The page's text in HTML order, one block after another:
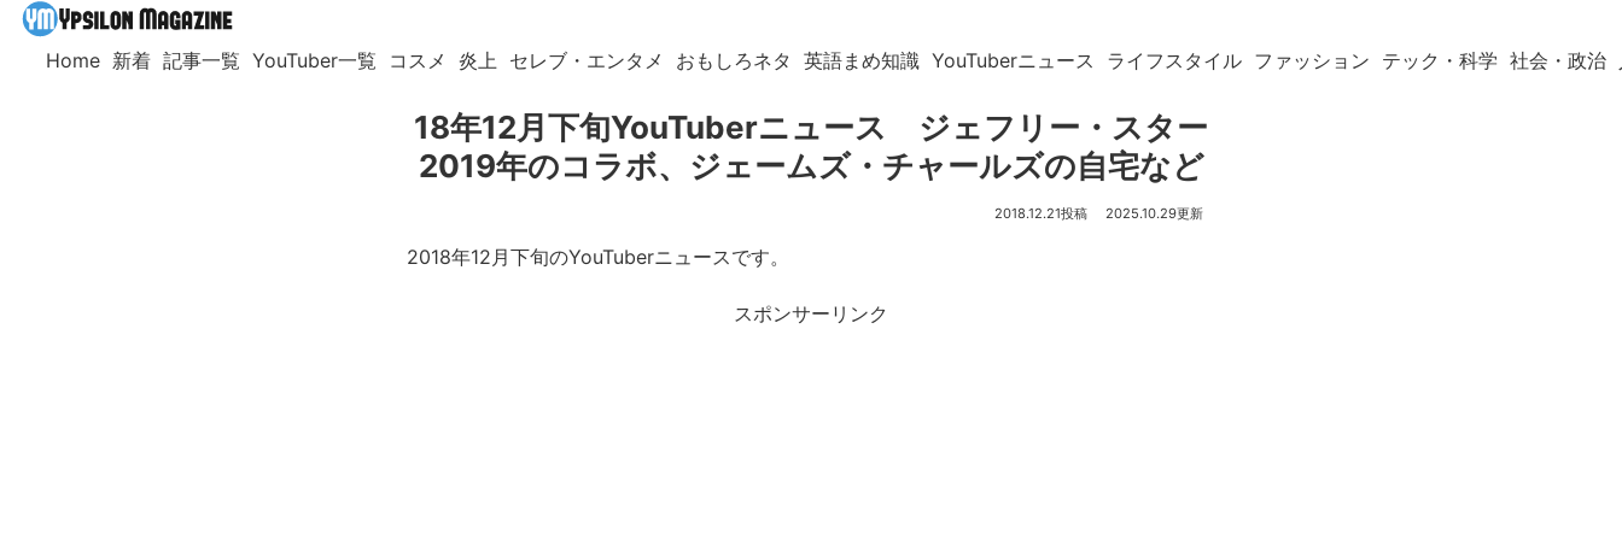
Home 新着 記事一覧 YouTuber一覧 コスメ 炎上 セレブ・エンタメ おもしろネタ 英語まめ知識 YouTuberニュース ライフスタイル ファッション テック・科学 社会・政治
18年12月下旬YouTuberニュース ジェフリー・スター
2019年のコラボ、ジェームズ・チャールズの自宅など
2018.12.21 2025.10.29
2018年12月下旬のYouTuberニュースです。
スポンサーリンク